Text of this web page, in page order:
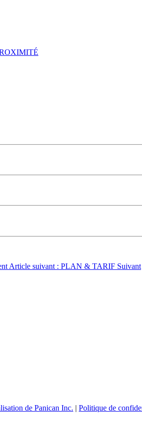
Article suivant : PLAN & TARIF Suivant
de Panican Inc. | Politique de